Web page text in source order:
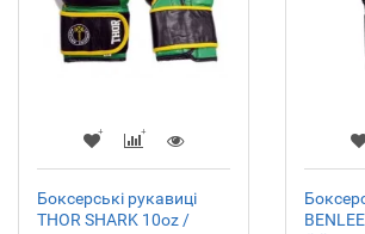
Боксерські рукавиці
THOR SHARK 10oz /